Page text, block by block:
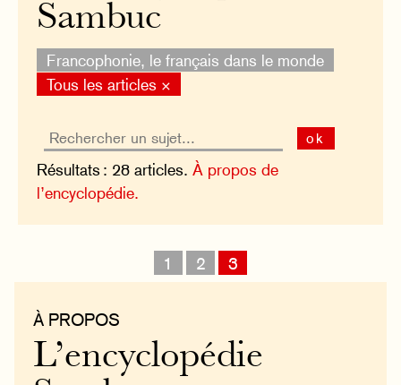
Sambuc
Francophonie, le français dans le monde
Tous les articles ×
ok
Résultats : 28 articles.À propos de
l’encyclopédie.
1 2 3
À PROPOS
L’encyclopédie